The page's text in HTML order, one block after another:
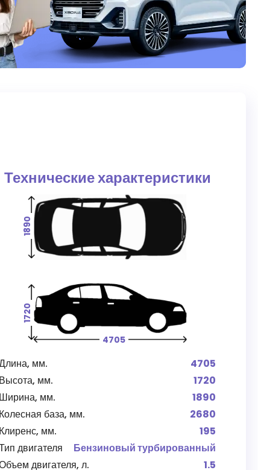
Технические характеристики
4705
1720
1890
мм.
4705
Высота, мм.
1720
Ширина, мм.
1890
Колесная база, мм.
2680
Клиренс, мм.
195
двигателя
Бензиновый турбированный
двигателя, л.
1.5